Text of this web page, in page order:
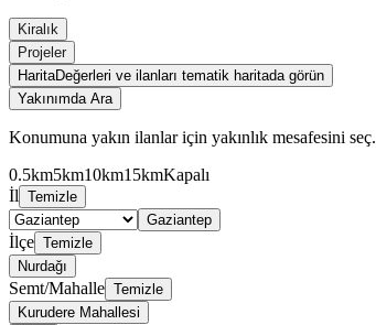
Kiralık
Projeler
HaritaDeğerleri ve ilanları tematik haritada görün
Yakınımda Ara
Konumuna yakın ilanlar için yakınlık mesafesini seç.
0.5km5km10km15kmKapalı
İl Temizle
Gaziantep
İlçe Temizle
Nurdağı
Semt/Mahalle Temizle
Kurudere Mahallesi